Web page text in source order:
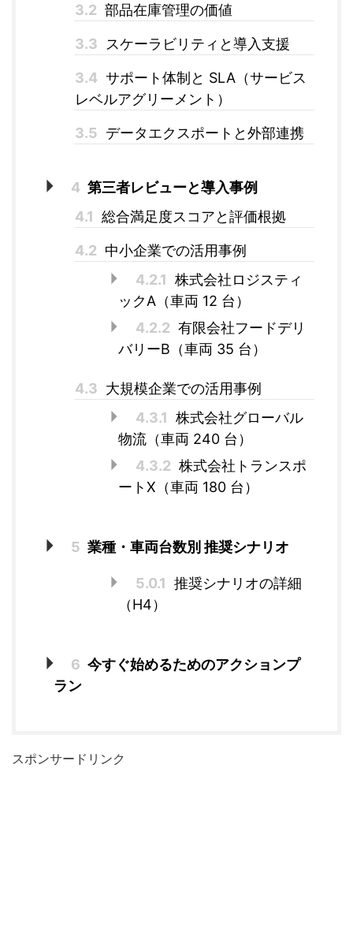
3.2 部品在庫管理の価値
3.3 スケーラビリティと導入支援
3.4 サポート体制と SLA（サービス
レベルアグリーメント）
3.5 データエクスポートと外部連携
4 第三者レビューと導入事例
4.1 総合満足度スコアと評価根拠
4.2 中小企業での活用事例
4.2.1 株式会社ロジスティ
ックA（車両 12 台）
4.2.2 有限会社フードデリ
バリーB（車両 35 台）
4.3 大規模企業での活用事例
4.3.1 株式会社グローバル
物流（車両 240 台）
4.3.2 株式会社トランスポ
ートX（車両 180 台）
5 業種・車両台数別 推奨シナリオ
5.0.1 推奨シナリオの詳細
（H4）
6 今すぐ始めるためのアクションプ
ラン
スポンサードリンク